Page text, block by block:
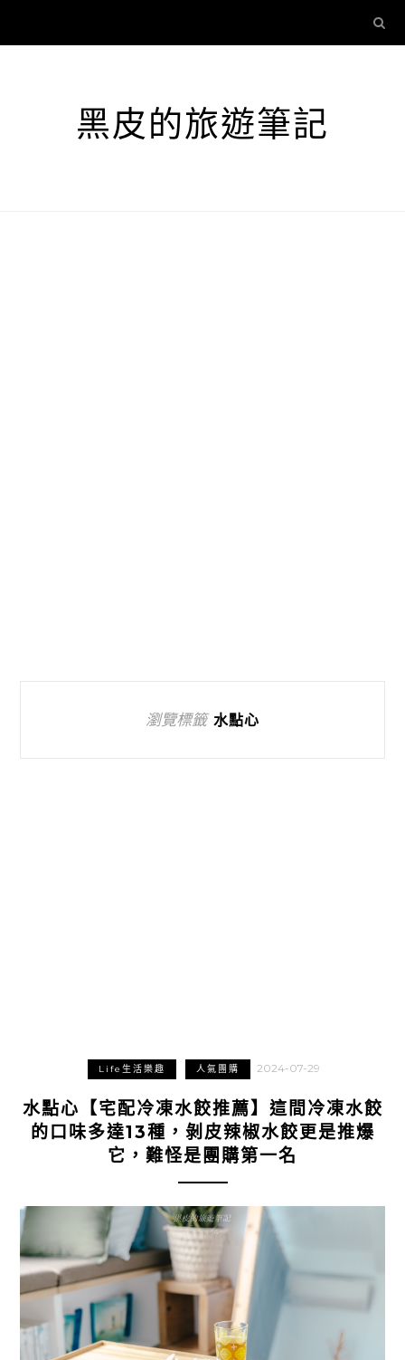
黑皮的旅遊筆記
瀏覽標籤 水點心
Life生活樂趣 人氣團購 2024-07-29
水點心【宅配冷凍水餃推薦】這間冷凍水餃
的口味多達13種，剝皮辣椒水餃更是推爆
它，難怪是團購第一名